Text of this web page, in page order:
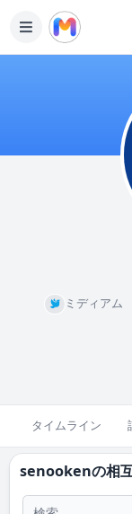
ミディアム
タイムライン
senookenの相